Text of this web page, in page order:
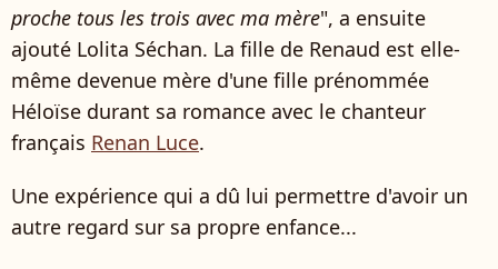
proche tous les trois avec ma mère", a ensuite
ajouté Lolita Séchan. La fille de Renaud est elle-
même devenue mère d'une fille prénommée
Héloïse durant sa romance avec le chanteur
français Renan Luce.
Une expérience qui a dû lui permettre d'avoir un
autre regard sur sa propre enfance...